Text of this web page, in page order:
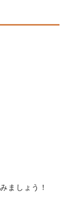
ましょう！